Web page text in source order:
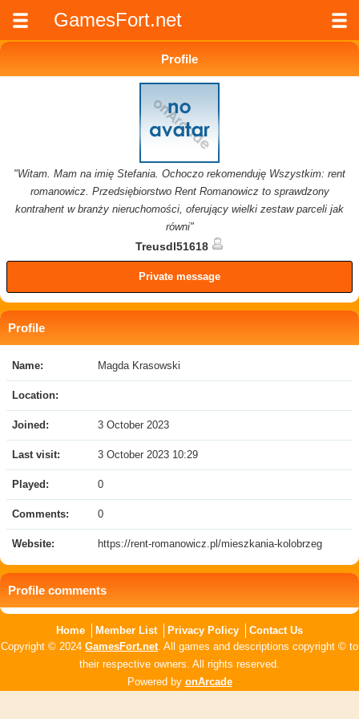
GamesFort.net
Profile
"Witam. Mam na imię Stefania. Ochoczo rekomenduję Wszystkim: rent
romanowicz. Przedsiębiorstwo Rent Romanowicz to sprawdzony
kontrahent w branży nieruchomości, oferujący wielki zestaw parceli jak
równi"
Treusdl51618
Private message
Profile
Name: Magda Krasowski
Location:
Joined: 3 October 2023
Last visit: 3 October 2023 10:29
Played: 0
Comments: 0
Website: https://rent-romanowicz.pl/mieszkania-kolobrzeg
Profile comments
Home Member List Privacy Policy
Contact Us
Copyright © 2024 GamesFort.net. All games and descriptions copyright © to
their respective owners. All rights reserved.
Powered by onArcade